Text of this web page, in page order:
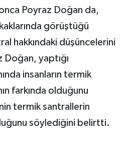
Poyraz Doğan da,
görüştüğü
hakkındaki düşüncelerini
yaptığı
insanların termik
farkında olduğunu
termik santrallerin
söylediğini belirtti.